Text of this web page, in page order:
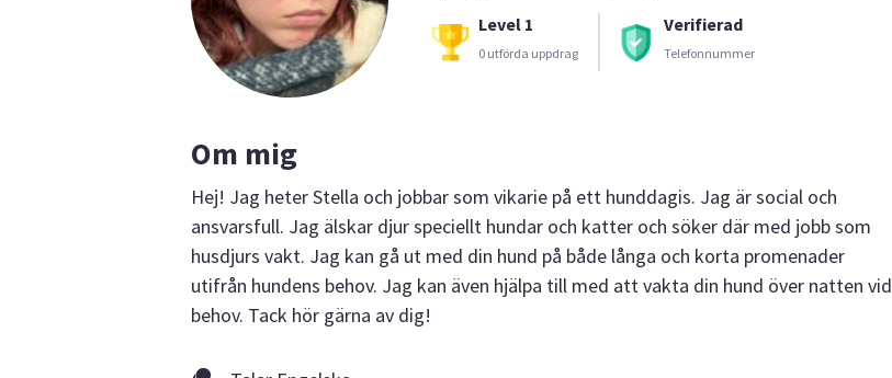
Level 1
0 utförda uppdrag
Verifierad
Telefonnummer
Om mig
Hej! Jag heter Stella och jobbar som vikarie på ett hunddagis. Jag är social och
ansvarsfull. Jag älskar djur speciellt hundar och katter och söker där med jobb som
husdjurs vakt. Jag kan gå ut med din hund på både långa och korta promenader
utifrån hundens behov. Jag kan även hjälpa till med att vakta din hund över natten vid
behov. Tack hör gärna av dig!